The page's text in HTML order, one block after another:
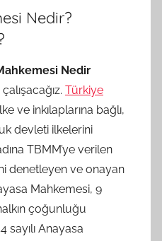
Nedir?
Nedir
Türkiye
ve inkılaplarına bağlı,
devleti ilkelerini
TBMM’ye verilen
denetleyen ve onayan
Mahkemesi, 9
çoğunluğu
sayılı Anayasa